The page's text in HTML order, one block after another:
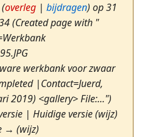
(overleg | bijdragen) op 31
(Created page with "
werkbank voor zwaar
|Contact=Juerd,
2019) <gallery> File:...")
| Huidige versie (wijz)
→ (wijz)